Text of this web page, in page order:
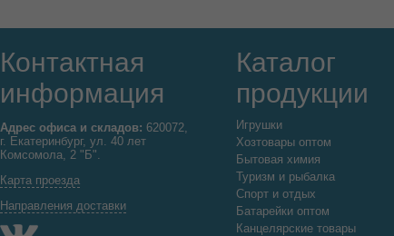
Контактная
информация
Адрес офиса и складов: 620072,
г. Екатеринбург, ул. 40 лет
Комсомола, 2 "Б".
Карта проезда
Направления доставки
Каталог
продукции
Игрушки
Хозтовары оптом
Бытовая химия
Туризм и рыбалка
Спорт и отдых
Батарейки оптом
Канцелярские товары